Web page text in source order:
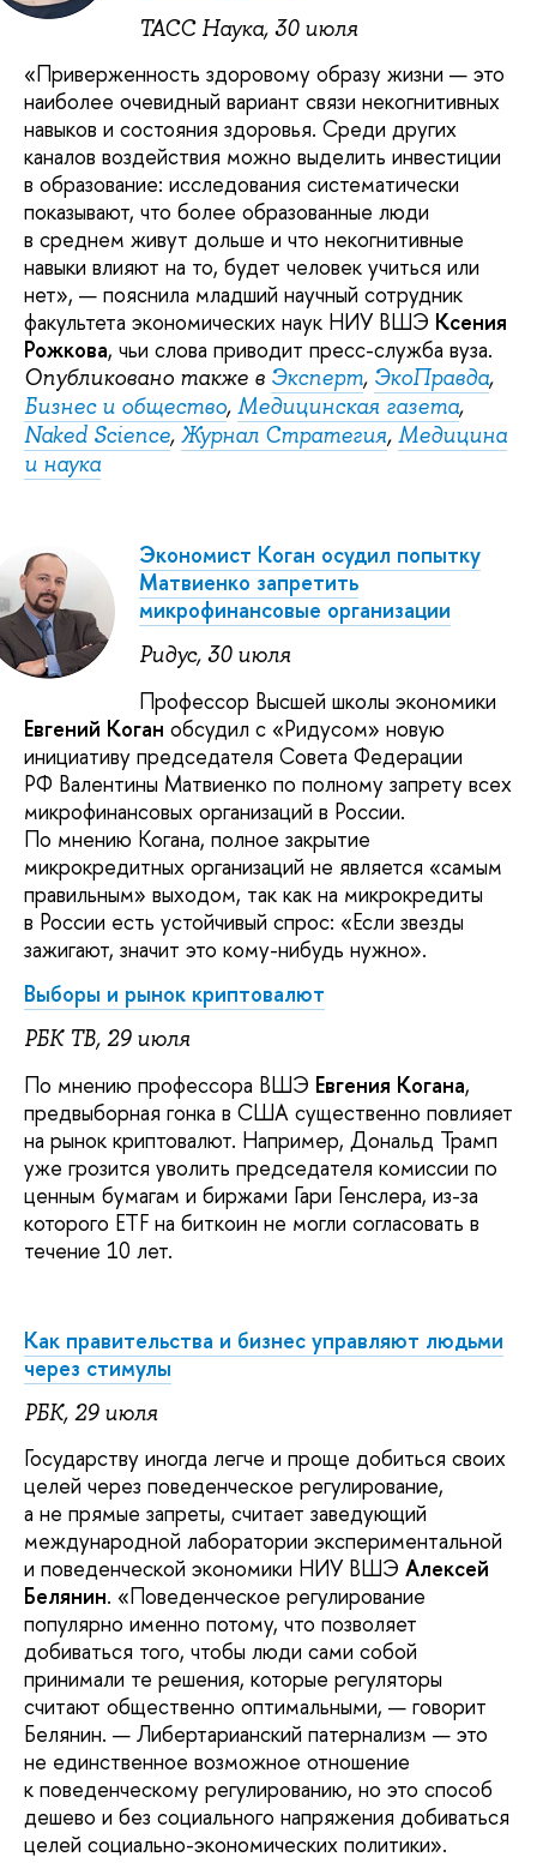
ТАСС Наука, 30 июля
«Приверженность здоровому образу жизни — это
наиболее очевидный вариант связи некогнитивных
навыков и состояния здоровья. Среди других
каналов воздействия можно выделить инвестиции
в образование: исследования систематически
показывают, что более образованные люди
в среднем живут дольше и что некогнитивные
навыки влияют на то, будет человек учиться или
нет», — пояснила младший научный сотрудник
факультета экономических наук НИУ ВШЭ Ксения
Рожкова, чьи слова приводит пресс-служба вуза.
Опубликовано также в Эксперт, ЭкоПравда,
Бизнес и общество, Медицинская газета,
Naked Science, Журнал Стратегия, Медицина
и наука
Экономист Коган осудил попытку
Матвиенко запретить
микрофинансовые организации
Ридус, 30 июля
Профессор Высшей школы экономики
Евгений Коган обсудил с «Ридусом» новую
инициативу председателя Совета Федерации
РФ Валентины Матвиенко по полному запрету всех
микрофинансовых организаций в России.
По мнению Когана, полное закрытие
микрокредитных организаций не является «самым
правильным» выходом, так как на микрокредиты
в России есть устойчивый спрос: «Если звезды
зажигают, значит это кому-нибудь нужно».
Выборы и рынок криптовалют
РБК ТВ, 29 июля
По мнению профессора ВШЭ Евгения Когана,
предвыборная гонка в США существенно повлияет
на рынок криптовалют. Например, Дональд Трамп
уже грозится уволить председателя комиссии по
ценным бумагам и биржами Гари Генслера, из-за
которого ETF на биткоин не могли согласовать в
течение 10 лет.
Как правительства и бизнес управляют людьми
через стимулы
РБК, 29 июля
Государству иногда легче и проще добиться своих
целей через поведенческое регулирование,
а не прямые запреты, считает заведующий
международной лаборатории экспериментальной
и поведенческой экономики НИУ ВШЭ Алексей
Белянин. «Поведенческое регулирование
популярно именно потому, что позволяет
добиваться того, чтобы люди сами собой
принимали те решения, которые регуляторы
считают общественно оптимальными, — говорит
Белянин. — Либертарианский патернализм — это
не единственное возможное отношение
к поведенческому регулированию, но это способ
дешево и без социального напряжения добиваться
целей социально-экономических политики».